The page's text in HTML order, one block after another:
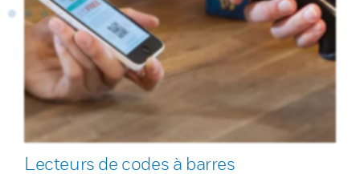
Lecteurs de codes à barres